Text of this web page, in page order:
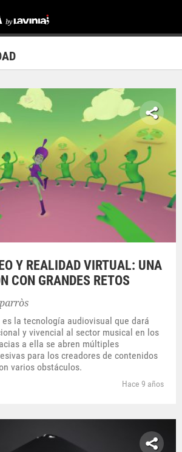
Y REALIDAD VIRTUAL: UNA
CON GRANDES RETOS
la tecnología audiovisual que dará
y vivencial al sector musical en los
a ella se abren múltiples
para los creadores de contenidos
varios obstáculos.
Hace 9 años